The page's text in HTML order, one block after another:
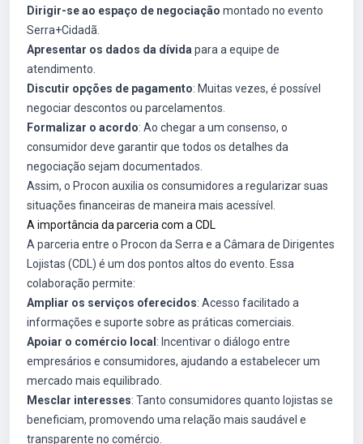
Dirigir-se ao espaço de negociação montado no evento
Serra+Cidadã.
Apresentar os dados da dívida para a equipe de
atendimento.
Discutir opções de pagamento: Muitas vezes, é possível
negociar descontos ou parcelamentos.
Formalizar o acordo: Ao chegar a um consenso, o
consumidor deve garantir que todos os detalhes da
negociação sejam documentados.
Assim, o Procon auxilia os consumidores a regularizar suas
situações financeiras de maneira mais acessível.
A importância da parceria com a CDL
A parceria entre o Procon da Serra e a Câmara de Dirigentes
Lojistas (CDL) é um dos pontos altos do evento. Essa
colaboração permite:
Ampliar os serviços oferecidos: Acesso facilitado a
informações e suporte sobre as práticas comerciais.
Apoiar o comércio local : Incentivar o diálogo entre
empresários e consumidores, ajudando a estabelecer um
mercado mais equilibrado.
Mesclar interesses: Tanto consumidores quanto lojistas se
beneficiam, promovendo uma relação mais saudável e
transparente no comércio.